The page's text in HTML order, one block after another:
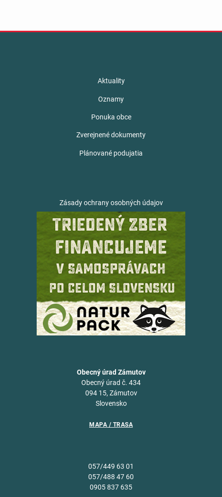
Aktuality
Oznamy
Ponuka obce
Zverejnené dokumenty
Plánované podujatia
Zásady ochrany osobných údajov
Obecný úrad Zámutov
Obecný úrad č. 434
094 15, Zámutov
Slovensko
MAPA / TRASA
057/449 63 01
057/488 47 60
0905 837 635